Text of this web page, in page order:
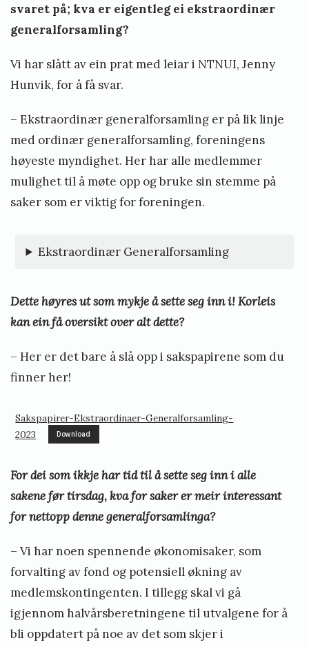
svaret på; kva er eigentleg ei ekstraordinær
generalforsamling?
Vi har slått av ein prat med leiar i NTNUI, Jenny
Hunvik, for å få svar.
– Ekstraordinær generalforsamling er på lik linje
med ordinær generalforsamling, foreningens
høyeste myndighet. Her har alle medlemmer
mulighet til å møte opp og bruke sin stemme på
saker som er viktig for foreningen.
Ekstraordinær Generalforsamling
Dette høyres ut som mykje å sette seg inn i! Korleis
kan ein få oversikt over alt dette?
– Her er det bare å slå opp i sakspapirene som du
finnerher!
Sakspapirer-Ekstraordinaer-Generalforsamling-
2023
Download
For dei som ikkje har tid til å sette seg inn i alle
sakene før tirsdag, kva for saker er meir interessant
for nettopp denne generalforsamlinga?
– Vi har noen spennende økonomisaker, som
forvalting av fond og potensiell økning av
medlemskontingenten. I tillegg skal vi gå
igjennom halvårsberetningene til utvalgene for å
bli oppdatert på noe av det som skjer i